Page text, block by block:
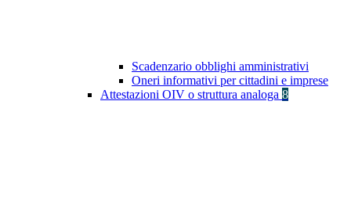
Scadenzario obblighi amministrativi
Oneri informativi per cittadini e imprese
Attestazioni OIV o struttura analoga 8